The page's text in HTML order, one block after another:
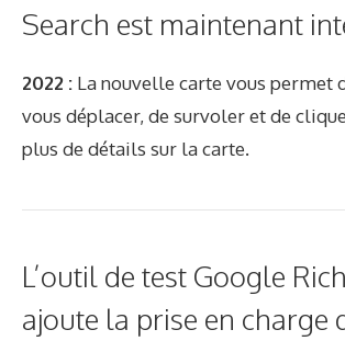
Search est maintenant
2022 : La nouvelle carte vous permet
vous déplacer, de survoler et de
plus de détails sur la carte.
L’outil de test Google
ajoute la prise en charge